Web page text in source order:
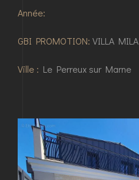
Année:
GBI PROMOTION: VILLA MILA
Ville : Le Perreux sur Marne